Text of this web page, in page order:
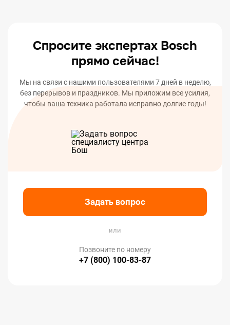
Спросите экспертах Bosch
прямо сейчас!
Мы на связи с нашими пользователями 7 дней в неделю,
без перерывов и праздников. Мы приложим все усилия,
чтобы ваша техника работала исправно долгие годы!
Задать вопрос
или
Позвоните по номеру
+7 (800) 100-83-87